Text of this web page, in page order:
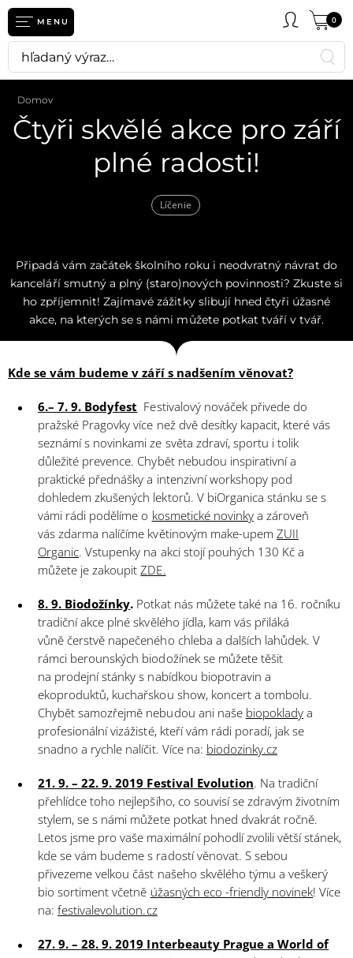
MENU 0
Domov
Čtyři skvělé akce pro září
plné radosti!
Líčenie
Připadá vám začátek školního roku i neodvratný návrat do
kanceláří smutný a plný (staro)nových povinnosti? Zkuste si
ho zpříjemnit! Zajímavé zážitky slibují hned čtyři úžasné
akce, na kterých se s námi můžete potkat tváří v tvář.
Kde se vám budeme v září s nadšením věnovat?
6.– 7. 9. Bodyfest Festivalový nováček přivede do
pražské Pragovky více než dvě desítky kapacit, které vás
seznámí s novinkami ze světa zdraví, sportu i tolik
důležité prevence. Chybět nebudou inspirativní a
praktické přednášky a intenzivní workshopy pod
dohledem zkušených lektorů. V biOrganica stánku se s
vámi rádi podělíme o kosmetické novinkya zároveň
vás zdarma nalíčíme květinovým make-upem ZUII
Organic. Vstupenky na akci stojí pouhých 130 Kč a
můžete je zakoupitZDE.
8. 9. Biodožínky. Potkat nás můžete také na 16. ročníku
tradiční akce plné skvělého jídla, kam vás přiláká
vůně čerstvě napečeného chleba a dalších lahůdek. V
rámci berounských biodožínek se můžete těšit
na prodejní stánky s nabídkou biopotravin a
ekoproduktů, kuchařskou show, koncert a tombolu.
Chybět samozřejmě nebudou ani naše biopoklady a
profesionální vizážisté, kteří vám rádi poradí, jak se
snadno a rychle nalíčit. Více na: biodozinky.cz
21. 9. – 22. 9. 2019 Festival Evolution. Na tradiční
přehlídce toho nejlepšího, co souvisí se zdravým životním
stylem, se s námi můžete potkat hned dvakrát ročně.
Letos jsme pro vaše maximální pohodlí zvolili větší stánek,
kde se vám budeme s radostí věnovat. S sebou
přivezeme velkou část našeho skvělého týmu a veškerý
bio sortiment včetně úžasných eco -friendly novinek! Více
na:festivalevolution.cz
27. 9. – 28. 9. 2019 Interbeauty Prague a World of